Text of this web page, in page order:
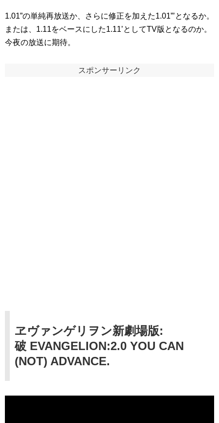
1.01”の単純再放送か、さらに修正を加えた1.01”’となるか。
または、1.11をベースにした1.11’としてTV版となるのか。
今夜の放送に期待。
スポンサーリンク
ヱヴァンゲリヲン新劇場版:
破 EVANGELION:2.0 YOU CAN
(NOT) ADVANCE.